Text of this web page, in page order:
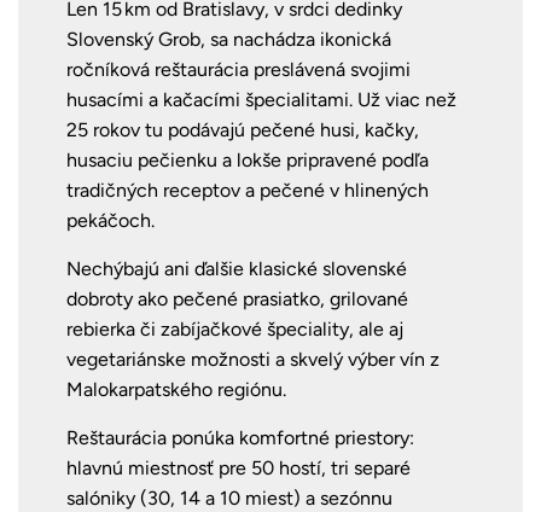
Len 15 km od Bratislavy, v srdci dedinky
Slovenský Grob, sa nachádza ikonická
ročníková reštaurácia preslávená svojimi
husacími a kačacími špecialitami. Už viac než
25 rokov tu podávajú pečené husi, kačky,
husaciu pečienku a lokše pripravené podľa
tradičných receptov a pečené v hlinených
pekáčoch.
Nechýbajú ani ďalšie klasické slovenské
dobroty ako pečené prasiatko, grilované
rebierka či zabíjačkové špeciality, ale aj
vegetariánske možnosti a skvelý výber vín z
Malokarpatského regiónu.
Reštaurácia ponúka komfortné priestory:
hlavnú miestnosť pre 50 hostí, tri separé
salóniky (30, 14 a 10 miest) a sezónnu